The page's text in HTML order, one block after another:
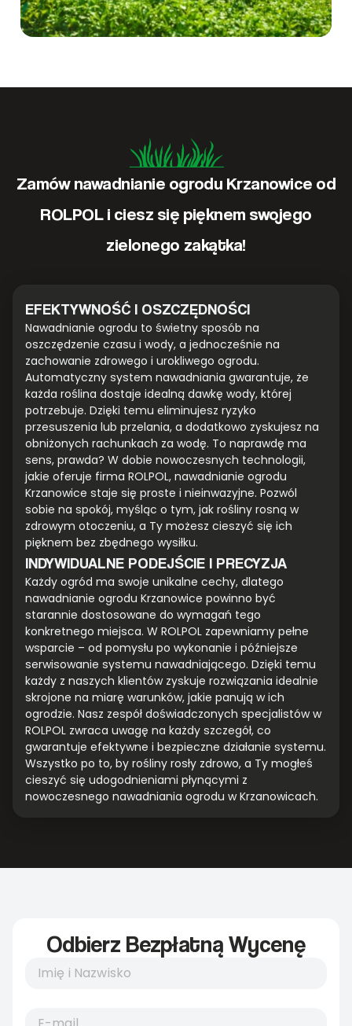
Zamów nawadnianie ogrodu Krzanowice od
ROLPOL i ciesz się pięknem swojego
zielonego zakątka!
EFEKTYWNOŚĆ I OSZCZĘDNOŚCI
Nawadnianie ogrodu to świetny sposób na
oszczędzenie czasu i wody, a jednocześnie na
zachowanie zdrowego i urokliwego ogrodu.
Automatyczny system nawadniania gwarantuje, że
każda roślina dostaje idealną dawkę wody, której
potrzebuje. Dzięki temu eliminujesz ryzyko
przesuszenia lub przelania, a dodatkowo zyskujesz na
obniżonych rachunkach za wodę. To naprawdę ma
sens, prawda? W dobie nowoczesnych technologii,
jakie oferuje firma ROLPOL, nawadnianie ogrodu
Krzanowice staje się proste i nieinwazyjne. Pozwól
sobie na spokój, myśląc o tym, jak rośliny rosną w
zdrowym otoczeniu, a Ty możesz cieszyć się ich
pięknem bez zbędnego wysiłku.
INDYWIDUALNE PODEJŚCIE I PRECYZJA
Każdy ogród ma swoje unikalne cechy, dlatego
nawadnianie ogrodu Krzanowice powinno być
starannie dostosowane do wymagań tego
konkretnego miejsca. W ROLPOL zapewniamy pełne
wsparcie – od pomysłu po wykonanie i późniejsze
serwisowanie systemu nawadniającego. Dzięki temu
każdy z naszych klientów zyskuje rozwiązania idealnie
skrojone na miarę warunków, jakie panują w ich
ogrodzie. Nasz zespół doświadczonych specjalistów w
ROLPOL zwraca uwagę na każdy szczegół, co
gwarantuje efektywne i bezpieczne działanie systemu.
Wszystko po to, by rośliny rosły zdrowo, a Ty mogłeś
cieszyć się udogodnieniami płynącymi z
nowoczesnego nawadniania ogrodu w Krzanowicach.
Odbierz Bezpłatną Wycenę